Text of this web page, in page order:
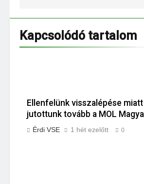
Kapcsolódó tartalom
Ellenfelünk visszalépése miatt
jutottunk tovább a MOL
Érdi VSE 1 hét ezelőtt 0